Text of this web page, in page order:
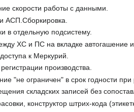
скорости работы с данными.
АСП.Сборкировка.
в отдельную подсистему.
ХС и ПС на вкладке автогашение и
к Меркурий.
производства.
"не ограничен" в срок годности при
складских записей без
конструктор штрих-кода